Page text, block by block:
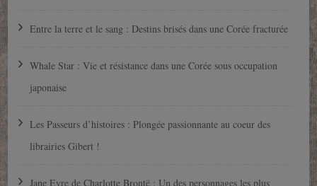
Entre la terre et le sang : Destins brisés dans une Corée fracturée
Whale Star : Vie et résistance dans une Corée sous occupation
japonaise
Les Passeurs d’histoires : Plongée passionnante au coeur des
librairies Gibert !
Jane Eyre de Charlotte Brontë : Un des personnages les plus